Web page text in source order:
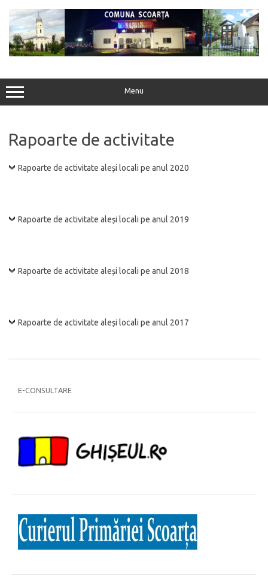
conținut
Menu
Rapoarte de activitate
Rapoarte de activitate aleși locali pe anul 2020
Rapoarte de activitate aleși locali pe anul 2019
Rapoarte de activitate aleși locali pe anul 2018
Rapoarte de activitate aleși locali pe anul 2017
E-CONSULTARE